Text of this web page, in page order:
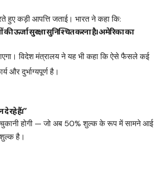
कड़ी आपत्ति जताई। भारत ने कहा कि:
ऊर्जा सुरक्षा सुनिश्चित करना है। अमेरिका का
विदेश मंत्रालय ने यह भी कहा कि ऐसे फैसले कई
और दुर्भाग्यपूर्ण है।
रहे हैं।”
चुकानी होगी — जो अब 50% शुल्क के रूप में सामने आई
शुल्क है।